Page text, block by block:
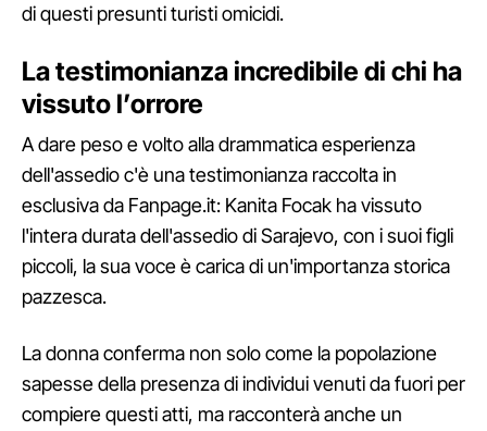
di questi presunti turisti omicidi.
La testimonianza incredibile di chi ha
vissuto l’orrore
A dare peso e volto alla drammatica esperienza
dell'assedio c'è una testimonianza raccolta in
esclusiva da Fanpage.it: Kanita Focak ha vissuto
l'intera durata dell'assedio di Sarajevo, con i suoi figli
piccoli, la sua voce è carica di un'importanza storica
pazzesca.
La donna conferma non solo come la popolazione
sapesse della presenza di individui venuti da fuori per
compiere questi atti, ma racconterà anche un